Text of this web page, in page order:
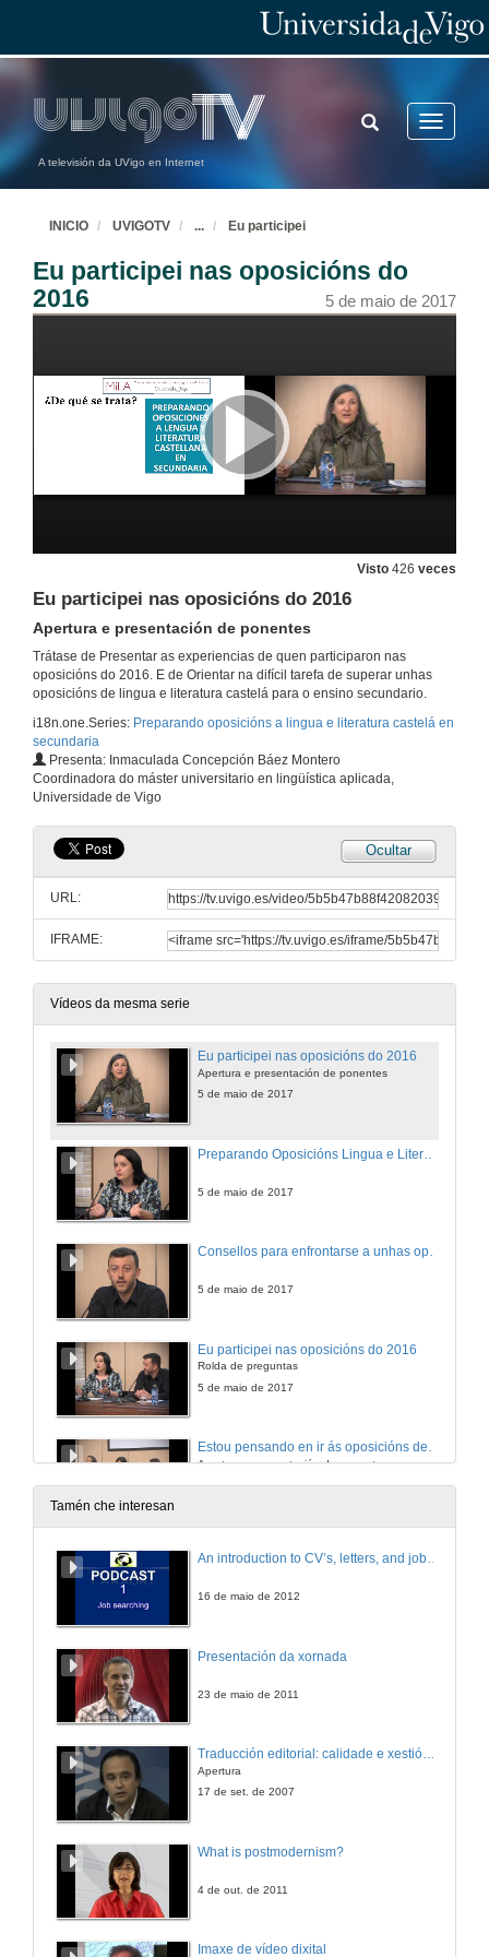
A televisión da UVigo en Internet
Toggle
TOGGLE
SEARCH
INICIO UVIGOTV ... Eu participei
Eu participei nas oposicións do
2016
5 de maio de 2017
Visto 426 veces
Eu participei nas oposicións do 2016
Apertura e presentación de ponentes
Trátase de Presentar as experiencias de quen participaron nas
oposicións do 2016. E de Orientar na difícil tarefa de superar unhas
oposicións de lingua e literatura castelá para o ensino secundario.
i18n.one.Series: Preparando oposicións a lingua e literatura castelá en
secundaria
Presenta: Inmaculada Concepción Báez Montero
Coordinadora do máster universitario en lingüística aplicada,
Universidade de Vigo
Ocultar
URL:
IFRAME:
Vídeos da mesma serie
Eu participei nas oposicións do 2016
Apertura e presentación de ponentes
5 de maio de 2017
5 de maio de 2017
Consellos para enfrontarse a unhas oposicións
5 de maio de 2017
Eu participei nas oposicións do 2016
Rolda de preguntas
5 de maio de 2017
Estou pensando en ir ás oposicións de lingua e literatura castelá do 2017
Apertura e presentación de ponentes
5 de maio de 2017
Rolda de preguntas
5 de maio de 2017
Tamén che interesan
An introduction to CV’s, letters, and job searching
16 de maio de 2012
Presentación da xornada
23 de maio de 2011
Traducción editorial: calidade e xestión de proxectos
Apertura
17 de set. de 2007
What is postmodernism?
4 de out. de 2011
Imaxe de vídeo dixital